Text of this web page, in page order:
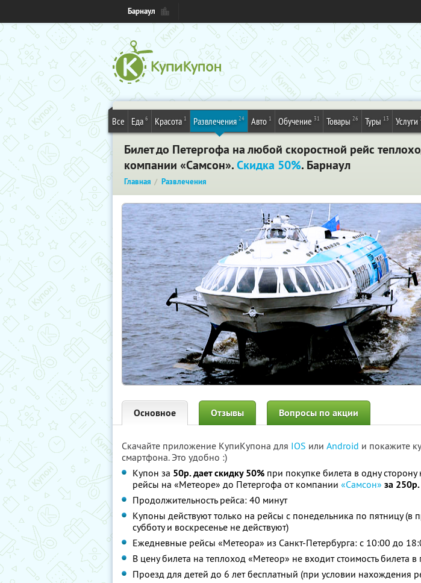
Барнаул
Все Еда 6 Красота 1 Развлечения 24 Авто 1 Обучение 31 Товары 26 Туры 13 Услуги
Билет до Петергофа на любой скоростной рейс
компании «Самсон».Скидка 50%. Барнаул
Главная Развлечения
Основное Отзывы Вопросы по акции
Скачайте приложение КупиКупона для IOS или Android и покажите
смартфона. Это удобно :)
Купон за 50р. дает скидку 50% при покупке билета в одну
рейсы на «Метеоре» до Петергофа от компании «Самсон» за
Продолжительность рейса: 40 минут
Купоны действуют только на рейсы с понедельника по пятницу (в
субботу и воскресенье не действуют)
Ежедневные рейсы «Метеора» из Санкт-Петербурга: с 10:00 до
В цену билета на теплоход «Метеор» не входит стоимость билета
Проезд для детей до 6 лет бесплатный (при условии нахождения